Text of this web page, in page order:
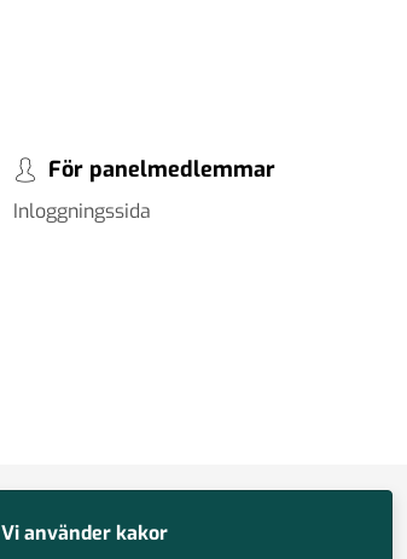
För panelmedlemmar
Inloggningssida
Vi använder kakor